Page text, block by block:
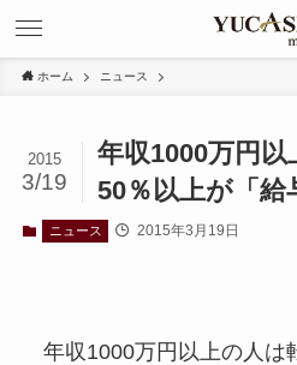
ホーム ニュース
年収1000万円以
50％以上が「給
2015
3/19
ニュース 2015年3月19日
年収1000万円以上の人は